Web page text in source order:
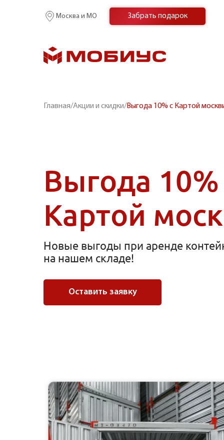
Москва и МО Забрать подарок
Главная/Акции и скидки/Выгода 10% с Картой
Выгода 10%
Картой
Новые выгоды при аренде
на нашем складе!
Оставить заявку